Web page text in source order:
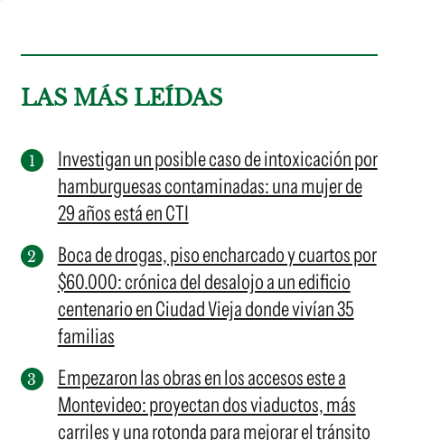
LAS MÁS LEÍDAS
Investigan un posible caso de intoxicación por
hamburguesas contaminadas: una mujer de
29 años está en CTI
Boca de drogas, piso encharcado y cuartos por
$60.000: crónica del desalojo a un edificio
centenario en Ciudad Vieja donde vivían 35
familias
Empezaron las obras en los accesos este a
Montevideo: proyectan dos viaductos, más
carriles y una rotonda para mejorar el tránsito